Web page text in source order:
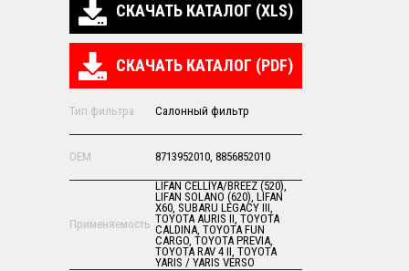
СКАЧАТЬ КАТАЛОГ (XLS)
СКАЧАТЬ КАТАЛОГ (PDF)
Тип фильтра Салонный фильтр
OEM 8713952010, 8856852010
Применяемость
LIFAN CELLIYA/BREEZ (520),
LIFAN SOLANO (620), LIFAN
X60, SUBARU LEGACY III,
TOYOTA AURIS II, TOYOTA
CALDINA, TOYOTA FUN
CARGO, TOYOTA PREVIA,
TOYOTA RAV 4 II, TOYOTA
YARIS / YARIS VERSO